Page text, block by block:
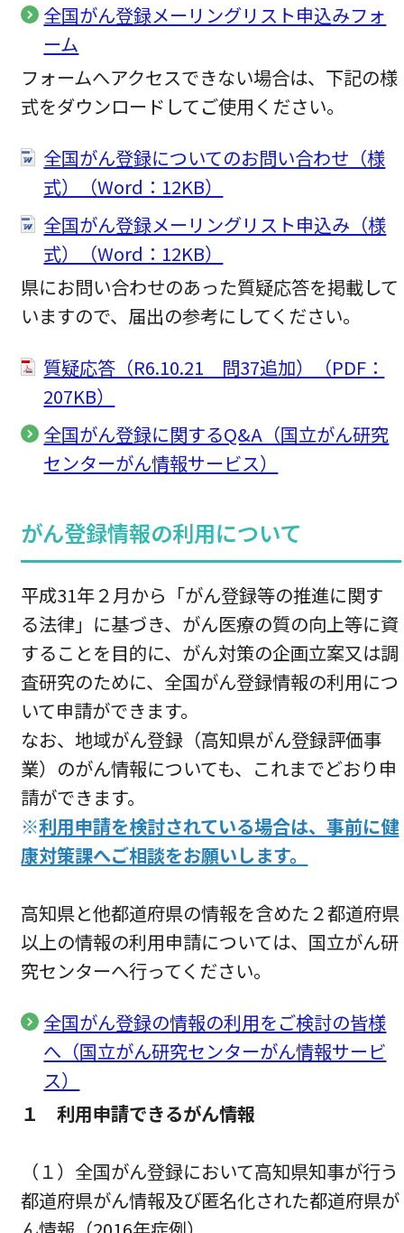
全国がん登録メーリングリスト申込みフォ
ーム
フォームへアクセスできない場合は、下記の様
式をダウンロードしてご使用ください。
全国がん登録についてのお問い合わせ（様
式）（Word：12KB）
全国がん登録メーリングリスト申込み（様
式）（Word：12KB）
県にお問い合わせのあった質疑応答を掲載して
いますので、届出の参考にしてください。
質疑応答（R6.10.21 問37追加）（PDF：
207KB）
全国がん登録に関するQ&A（国立がん研究
センターがん情報サービス）
がん登録情報の利用について
平成31年２月から「がん登録等の推進に関す
る法律」に基づき、がん医療の質の向上等に資
することを目的に、がん対策の企画立案又は調
査研究のために、全国がん登録情報の利用につ
いて申請ができます。
なお、地域がん登録（高知県がん登録評価事
業）のがん情報についても、これまでどおり申
請ができます。
※利用申請を検討されている場合は、事前に健
康対策課へご相談をお願いします。
高知県と他都道府県の情報を含めた２都道府県
以上の情報の利用申請については、国立がん研
究センターへ行ってください。
全国がん登録の情報の利用をご検討の皆様
へ（国立がん研究センターがん情報サービ
ス）
１ 利用申請できるがん情報
（１）全国がん登録において高知県知事が行う
都道府県がん情報及び匿名化された都道府県が